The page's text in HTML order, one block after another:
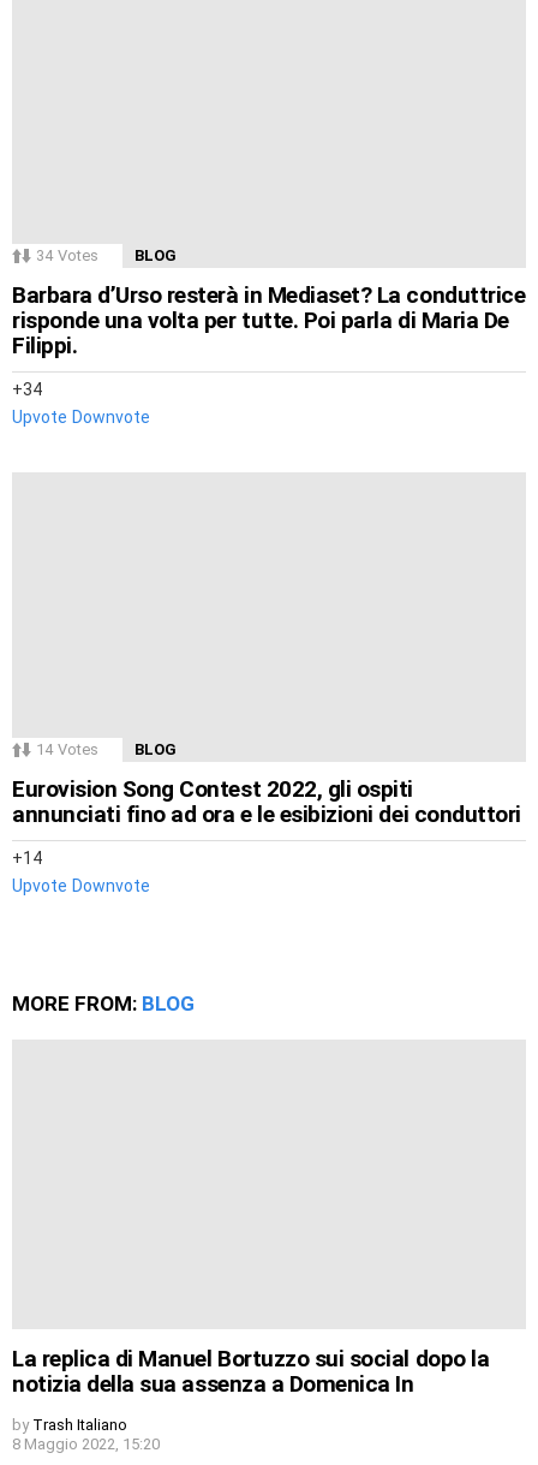
34 Votes BLOG
Barbara d’Urso resterà in Mediaset? La conduttrice
risponde una volta per tutte. Poi parla di Maria De
Filippi.
34
Upvote Downvote
14 Votes BLOG
Eurovision Song Contest 2022, gli ospiti
annunciati fino ad ora e le esibizioni dei conduttori
14
Upvote Downvote
MORE FROM: BLOG
La replica di Manuel Bortuzzo sui social dopo la
notizia della sua assenza a Domenica In
by Trash Italiano
8 Maggio 2022, 15:20